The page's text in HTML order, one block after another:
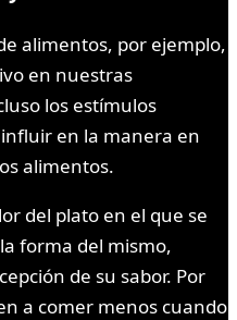
alimentos, por ejemplo,
en nuestras
los estímulos
en la manera en
alimentos.
del plato en el que se
forma del mismo,
de su sabor. Por
a comer menos cuando